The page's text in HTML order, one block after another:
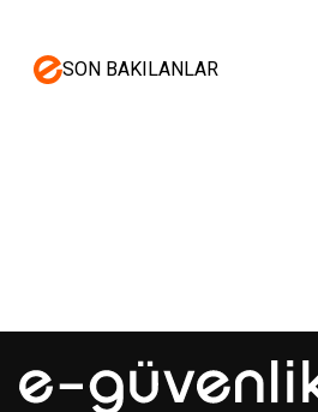
SON BAKILANLAR